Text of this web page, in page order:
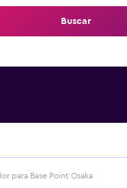
Buscar
para Base Point Osaka